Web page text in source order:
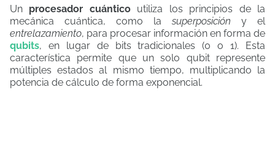
Un procesador cuánticoutiliza los principios de la
mecánica cuántica, como la superposición y el
entrelazamiento, para procesar información en forma de
qubits, en lugar de bits tradicionales (0 o 1). Esta
característica permite que un solo qubit represente
múltiples estados al mismo tiempo, multiplicando la
potencia de cálculo de forma exponencial.